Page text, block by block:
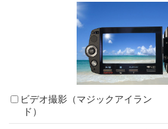
ビデオ撮影（マジックアイラン
ド）